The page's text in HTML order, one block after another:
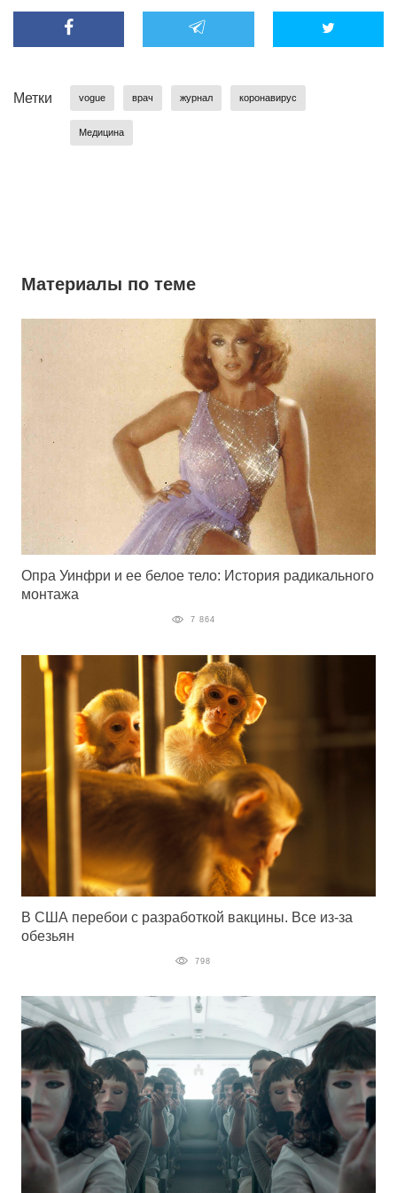
Метки vogue врач журнал коронавирус
Медицина
Материалы по теме
Опра Уинфри и ее белое тело: История радикального
монтажа
7 864
В США перебои с разработкой вакцины. Все из-за
обезьян
798